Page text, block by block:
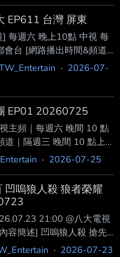
EP611 台灣 屏東
] 每週六 晚上10點 中視 每
會台 [網路播出時間&頻道]
線上 每週日 晚上8點
愛奇藝 每週一 晚上7點 官
· 2026-07-
EP01 20260725
主頻｜每週六 晚間 10 點
道｜隔週三 晚間 10 點上
｜8月1日起，每週六上
卸下光環，真實記錄最自
邀請兩組不同背 景的藝
獨特的相處方式。 《雙
，更是一場重新陪伴、理
[來賓] 王彩樺、路昀熙（女
母親） [EP1預告] 王彩樺
· 2026-07-25
凹嗚狼人殺 狼者榮耀
21:00 @八大電視
容簡述] 凹嗚狼人殺 搶先
· 2026-07-23